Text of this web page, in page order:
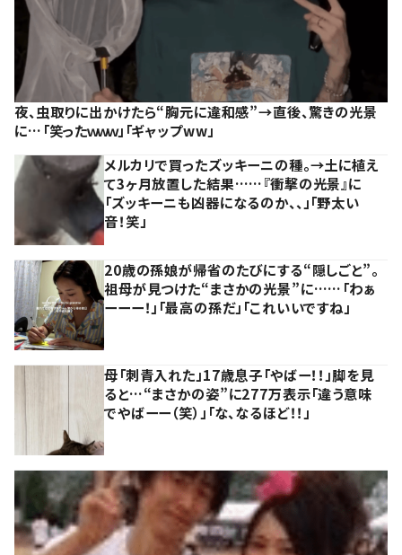
夜、虫取りに出かけたら“胸元に違和感”→直後、驚きの光景
に…「笑ったｗｗｗ」「ギャップww」
メルカリで買ったズッキーニの種。→土に植え
て3ヶ月放置した結果……『衝撃の光景』に
「ズッキーニも凶器になるのか、、」「野太い
音！笑」
20歳の孫娘が帰省のたびにする“隠しごと”。
祖母が見つけた“まさかの光景”に……「わぁ
ーーー！」「最高の孫だ」「これいいですね」
母「刺青入れた」17歳息子「やばー！！」脚を見
ると…“まさかの姿”に277万表示「違う意味
でやばーー（笑）」「な、なるほど！！」